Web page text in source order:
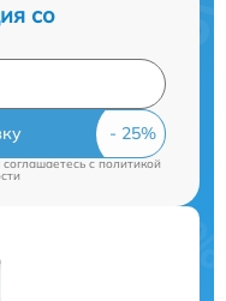
со
cполитикой